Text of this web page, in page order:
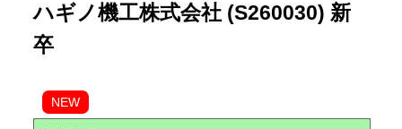
ハギノ機工株式会社 (S260030) 新
卒
NEW